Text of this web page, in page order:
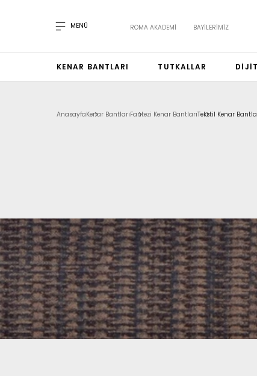
MENÜ ROMA AKADEMI BAYILERIMIZ
KENAR BANTLARI TUTKALLAR
AnasayfaKenar BantlarıFantezi Kenar BantlarıTekstil Kenar